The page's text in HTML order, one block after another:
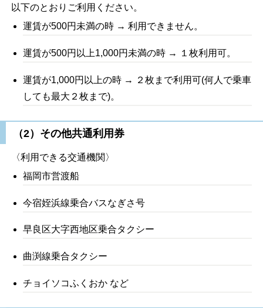
以下のとおりご利用ください。
運賃が500円未満の時 → 利用できません。
運賃が500円以上1,000円未満の時 → １枚利用可。
運賃が1,000円以上の時 → ２枚まで利用可(何人で乗車
しても最大２枚まで)。
（2）その他共通利用券
〈利用できる交通機関〉
福岡市営渡船
今宿姪浜線乗合バスなぎさ号
早良区大字西地区乗合タクシー
曲渕線乗合タクシー
チョイソコふくおか など